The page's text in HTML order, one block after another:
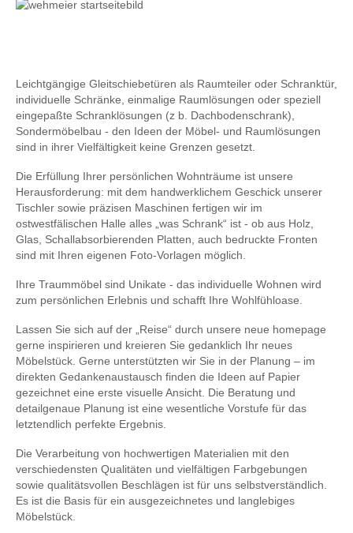
Leichtgängige Gleitschiebetüren als Raumteiler oder Schranktür,
individuelle Schränke, einmalige Raumlösungen oder speziell
eingepaßte Schranklösungen (z b. Dachbodenschrank),
Sondermöbelbau - den Ideen der Möbel- und Raumlösungen
sind in ihrer Vielfältigkeit keine Grenzen gesetzt.
Die Erfüllung Ihrer persönlichen Wohnträume ist unsere
Herausforderung: mit dem handwerklichem Geschick unserer
Tischler sowie präzisen Maschinen fertigen wir im
ostwestfälischen Halle alles „was Schrank“ ist - ob aus Holz,
Glas, Schallabsorbierenden Platten, auch bedruckte Fronten
sind mit Ihren eigenen Foto-Vorlagen möglich.
Ihre Traummöbel sind Unikate - das individuelle Wohnen wird
zum persönlichen Erlebnis und schafft Ihre Wohlfühloase.
Lassen Sie sich auf der „Reise“ durch unsere neue homepage
gerne inspirieren und kreieren Sie gedanklich Ihr neues
Möbelstück. Gerne unterstützten wir Sie in der Planung – im
direkten Gedankenaustausch finden die Ideen auf Papier
gezeichnet eine erste visuelle Ansicht. Die Beratung und
detailgenaue Planung ist eine wesentliche Vorstufe für das
letztendlich perfekte Ergebnis.
Die Verarbeitung von hochwertigen Materialien mit den
verschiedensten Qualitäten und vielfältigen Farbgebungen
sowie qualitätsvollen Beschlägen ist für uns selbstverständlich.
Es ist die Basis für ein ausgezeichnetes und langlebiges
Möbelstück.